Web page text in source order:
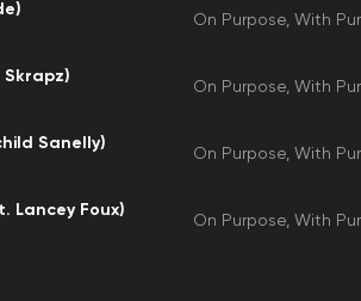
Skrapz)
Sanelly)
Lancey Foux)